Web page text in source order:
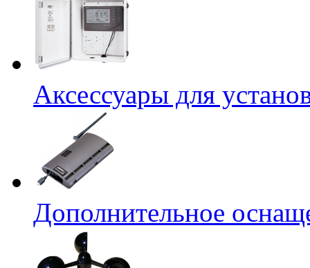
Аксессуары для
Дополнительное